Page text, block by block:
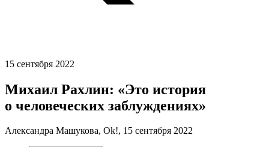
15 сентября 2022
Михаил Рахлин: «Это история
о человеческих заблуждениях»
Александра Машукова, Ok!, 15 сентября 2022